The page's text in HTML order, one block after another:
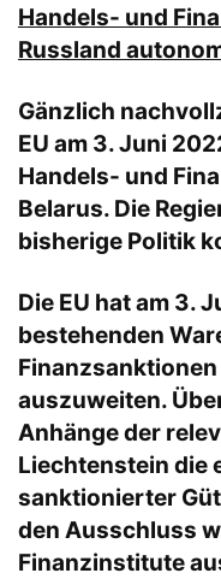
Handels- und
Russland
Gänzlich
EU am 3. Juni
Handels- und
Belarus. Die
bisherige Politik
Die EU hat am 3.
bestehenden
auszuweiten.
Anhänge der
Liechtenstein die
sanktionierter
den Ausschluss
Finanzinstitute